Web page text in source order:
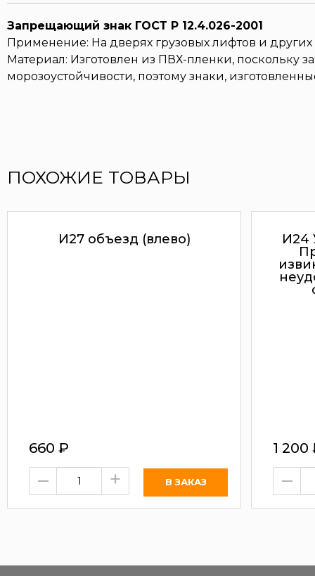
Запрещающий знак ГОСТ Р 12.4.026-2001
Применение: На дверях грузовых лифтов и
Материал: Изготовлен из ПВХ-пленки, поскольку
морозоустойчивости, поэтому знаки,
ПОХОЖИЕ ТОВАРЫ
И27 объезд (влево)
660 ₽
– +
И24
1 200
–